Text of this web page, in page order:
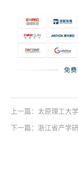
下一篇：浙江省产学